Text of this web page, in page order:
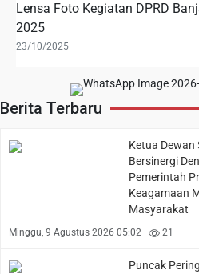
Lensa Foto Kegiatan DPRD
2025
23/10/2025
Berita Terbaru
Ketua Dewan
Bersinergi
Pemerintah
Keagamaan
Masyarakat
Minggu, 9 Agustus 2026 05:02 | 21
Puncak